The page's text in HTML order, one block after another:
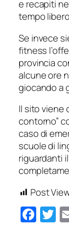
e recapiti
tempo
Se invece
fitness
provincia
alcune ore
giocando a
Il sito viene
contorno”
caso di
scuole di
riguardanti
Post